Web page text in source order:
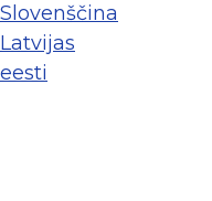
Slovenščina
Latvijas
eesti